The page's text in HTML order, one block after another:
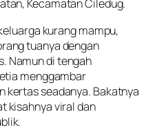
Kecamatan Ciledug.
kurang mampu,
tuanya dengan
Namun di tengah
menggambar
kertas seadanya. Bakatnya
kisahnya viral dan